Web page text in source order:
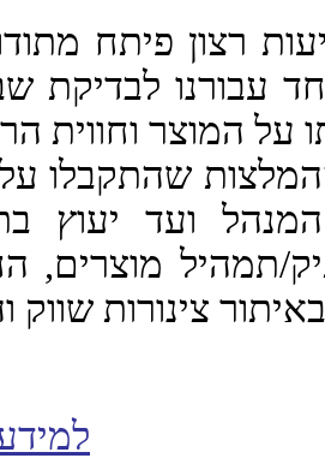
רצון פיתח
עבורנו לבדיקת
שהתקבלו
ועד יעוץ
תמהיל מוצרים,